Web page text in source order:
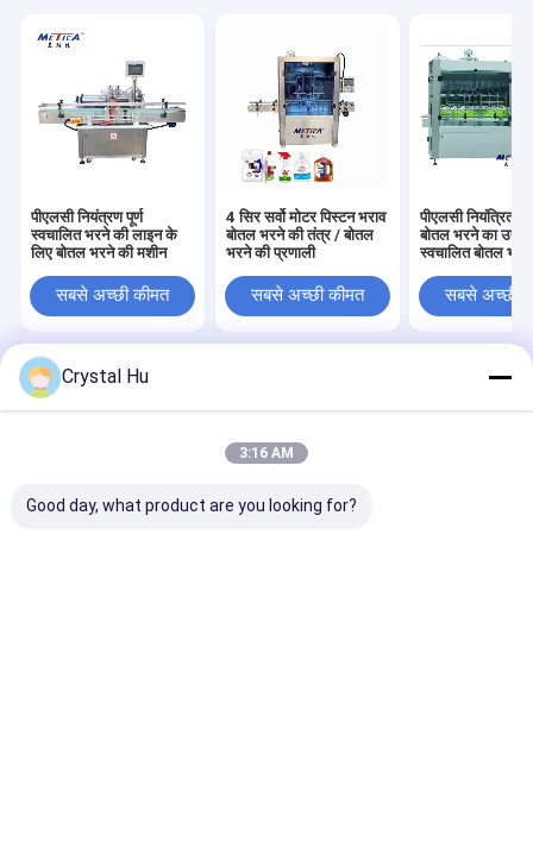
पीएलसी नियंत्रण पूर्ण
स्वचालित भरने की लाइन के
लिए बोतल भरने की मशीन
सबसे अच्छी कीमत
4 सिर सर्वो मोटर पिस्टन भराव
बोतल भरने की तंत्र / बोतल
भरने की प्रणाली
सबसे अच्छी कीमत
पीएलसी नियंत्रित
बोतल भरने का
स्वचालित बोतल भरने
सबसे अच्छी
साइटमैप
गोपनीयता नीति
चीन का कारखाना.Copyright © 2026 Metica
Machinery (Shanghai) Co., Ltd.. All Rights Reserved.
Crystal Hu
3:16 AM
Good day, what product are you looking for?